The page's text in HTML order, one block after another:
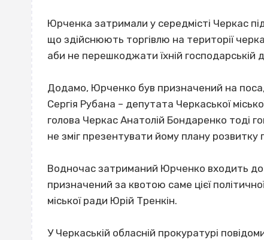
Юрченка затримали у середмісті Черкас
що здійснюють торгівлю на території
аби не перешкоджати їхній господарській
Додамо, Юрченко був призначений на
Сергія Рубана – депутата Черкаської
голова Черкас Анатолій Бондаренко тоді
не зміг презентувати йому плану розвитку
Водночас затриманий Юрченко входить до
призначений за квотою саме цієї
міської ради Юрій Тренкін.
У Черкаській обласній прокуратурі